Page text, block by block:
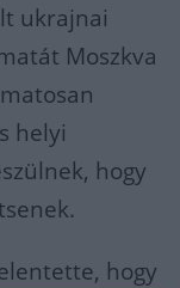
ukrajnai
Moszkva
helyi
hogy
hogy